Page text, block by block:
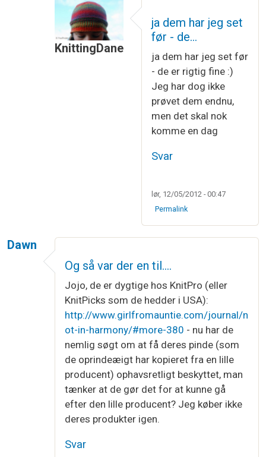
KnittingDane
NB - linket .....afBrita
ja dem har jeg set
før - de…
ja dem har jeg set før
- de er rigtig fine :)
Jeg har dog ikke
prøvet dem endnu,
men det skal nok
komme en dag
Svar
lør, 12/05/2012 - 00:47
Permalink
Dawn
Og så var der en til....
Jojo, de er dygtige hos KnitPro (eller
KnitPicks som de hedder i USA):
http://www.girlfromauntie.com/journal/n
ot-in-harmony/#more-380 - nu har de
nemlig søgt om at få deres pinde (som
de oprindeæigt har kopieret fra en lille
producent) ophavsretligt beskyttet, man
tænker at de gør det for at kunne gå
efter den lille producent? Jeg køber ikke
deres produkter igen.
Svar